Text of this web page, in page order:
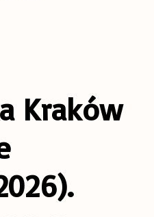
Kraków